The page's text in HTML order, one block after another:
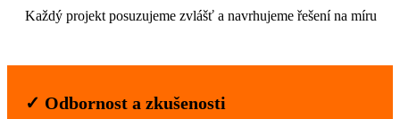
Každý projekt posuzujeme zvlášť a navrhujeme řešení na míru
✓ Odbornost a zkušenosti